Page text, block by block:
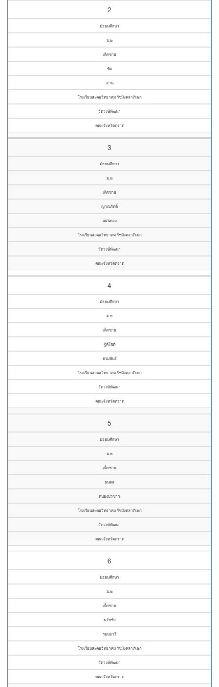
2
มัธยมศึกษา
ม.๒
เด็กชาย
ซัด
สาน
โรงเรียนสะตอวิทยาคม รัชมังคลาภิเษก
วัดวงษ์พัฒนา
คณะจังหวัดตราด
3
มัธยมศึกษา
ม.๒
เด็กชาย
ญาณกิตติ์
แผ่นทอง
โรงเรียนสะตอวิทยาคม รัชมังคลาภิเษก
วัดวงษ์พัฒนา
คณะจังหวัดตราด
4
มัธยมศึกษา
ม.๒
เด็กชาย
ฐิติโชติ
พรมพันธ์
โรงเรียนสะตอวิทยาคม รัชมังคลาภิเษก
วัดวงษ์พัฒนา
คณะจังหวัดตราด
5
มัธยมศึกษา
ม.๒
เด็กชาย
ธนดล
หนองบัวขาว
โรงเรียนสะตอวิทยาคม รัชมังคลาภิเษก
วัดวงษ์พัฒนา
คณะจังหวัดตราด
6
มัธยมศึกษา
ม.๒
เด็กชาย
ธวัชชัย
รอนอารี
โรงเรียนสะตอวิทยาคม รัชมังคลาภิเษก
วัดวงษ์พัฒนา
คณะจังหวัดตราด